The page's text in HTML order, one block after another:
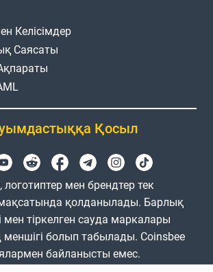
Келісімдер
Саясаты
Қосыл
мен брендтер тек
мақсатында қолданылады. Барлық
мен тіркелген сауда маркалары
меншігі болып табылады. Coinsbee
байланысты емес.